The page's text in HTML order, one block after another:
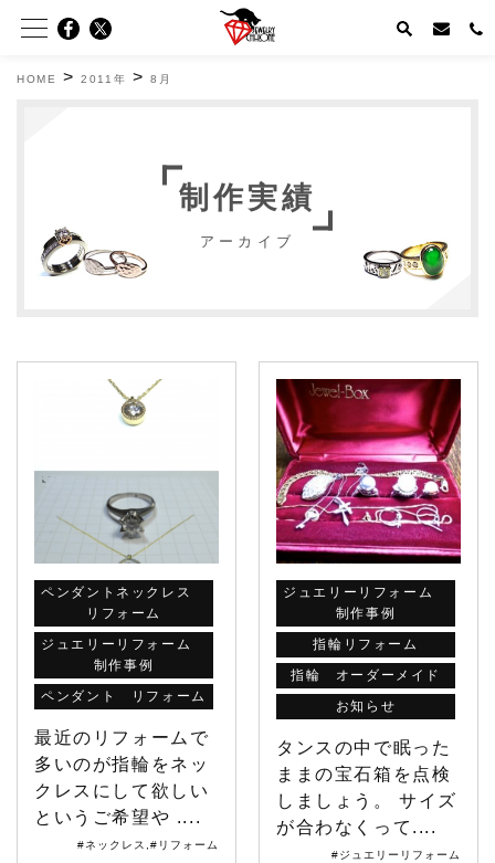
HOME >2011年 >8月
制作実績
アーカイブ
ペンダントネックレス
リフォーム
ジュエリーリフォーム
制作事例
ペンダント リフォーム
最近のリフォームで
多いのが指輪をネッ
クレスにして欲しい
というご希望や ....
#ネックレス #リフォーム
ジュエリーリフォーム
制作事例
指輪リフォーム
指輪 オーダーメイド
お知らせ
タンスの中で眠った
ままの宝石箱を点検
しましょう。 サイズ
が合わなくって....
#ジュエリーリフォーム